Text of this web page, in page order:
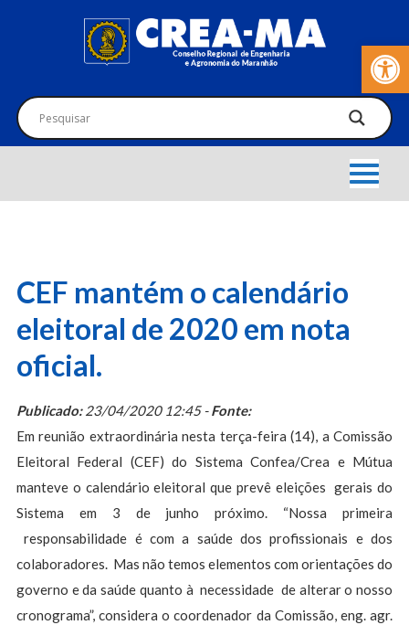
Barra de
CEF mantém o calendário
eleitoral de 2020 em nota
oficial.
Publicado:23/04/2020 12:45 -Fonte:
Em reunião extraordinária nesta terça-feira (14), a Comissão
Eleitoral Federal (CEF) do Sistema Confea/Crea e Mútua
manteve o calendário eleitoral que prevê eleições gerais do
Sistema em 3 de junho próximo. “Nossa primeira
responsabilidade é com a saúde dos profissionais e dos
colaboradores. Mas não temos elementos com orientações do
governo e da saúde quanto à necessidade de alterar o nosso
cronograma”, considera o coordenador da Comissão, eng. agr.